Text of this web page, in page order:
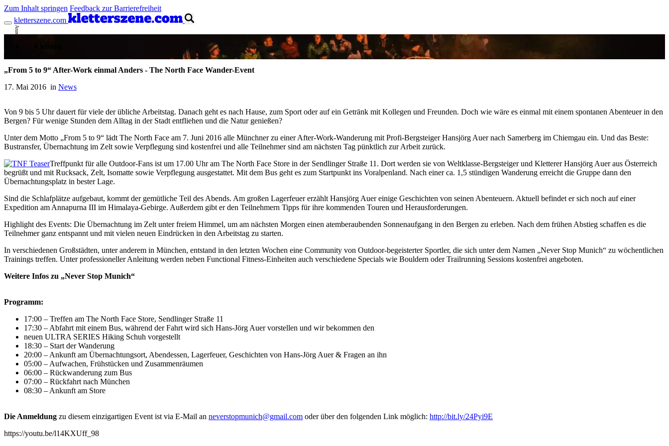
Zum Inhalt springen Feedback zur Barrierefreiheit
kletterszene.com
Anzeige
„From 5 to 9“ After-Work einmal Anders - The North Face Wander-Event
17. Mai 2016 in News
Von 9 bis 5 Uhr dauert für viele der übliche Arbeitstag. Danach geht es nach Hause, zum Sport oder auf ein Getränk mit Kollegen und Freunden. Doch wie wäre es einmal mit einem spontanen Abenteuer in den
Bergen? Für wenige Stunden dem Alltag in der Stadt entfliehen und die Natur genießen?
Unter dem Motto „From 5 to 9“ lädt The North Face am 7. Juni 2016 alle Münchner zu einer After-Work-Wanderung mit Profi-Bergsteiger Hansjörg Auer nach Samerberg im Chiemgau ein. Und das Beste:
Bustransfer, Übernachtung im Zelt sowie Verpflegung sind kostenfrei und alle Teilnehmer sind am nächsten Tag pünktlich zur Arbeit zurück.
Treffpunkt für alle Outdoor-Fans ist um 17.00 Uhr am The North Face Store in der Sendlinger Straße 11. Dort werden sie von Weltklasse-Bergsteiger und Kletterer Hansjörg Auer aus Österreich
begrüßt und mit Rucksack, Zelt, Isomatte sowie Verpflegung ausgestattet. Mit dem Bus geht es zum Startpunkt ins Voralpenland. Nach einer ca. 1,5 stündigen Wanderung erreicht die Gruppe dann den
Übernachtungsplatz in bester Lage.
Sind die Schlafplätze aufgebaut, kommt der gemütliche Teil des Abends. Am großen Lagerfeuer erzählt Hansjörg Auer einige Geschichten von seinen Abenteuern. Aktuell befindet er sich noch auf einer
Expedition am Annapurna III im Himalaya-Gebirge. Außerdem gibt er den Teilnehmern Tipps für ihre kommenden Touren und Herausforderungen.
Highlight des Events: Die Übernachtung im Zelt unter freiem Himmel, um am nächsten Morgen einen atemberaubenden Sonnenaufgang in den Bergen zu erleben. Nach dem frühen Abstieg schaffen es die
Teilnehmer ganz entspannt und mit vielen neuen Eindrücken in den Arbeitstag zu starten.
In verschiedenen Großstädten, unter anderem in München, entstand in den letzten Wochen eine Community von Outdoor-begeisterter Sportler, die sich unter dem Namen „Never Stop Munich“ zu wöchentlichen
Trainings treffen. Unter professioneller Anleitung werden neben Functional Fitness-Einheiten auch verschiedene Specials wie Bouldern oder Trailrunning Sessions kostenfrei angeboten.
Weitere Infos zu „Never Stop Munich“
Programm:
17:00 – Treffen am The North Face Store, Sendlinger Straße 11
17:30 – Abfahrt mit einem Bus, während der Fahrt wird sich Hans-Jörg Auer vorstellen und wir bekommen den
neuen ULTRA SERIES Hiking Schuh vorgestellt
18:30 – Start der Wanderung
20:00 – Ankunft am Übernachtungsort, Abendessen, Lagerfeuer, Geschichten von Hans-Jörg Auer & Fragen an ihn
05:00 – Aufwachen, Frühstücken und Zusammenräumen
06:00 – Rückwanderung zum Bus
07:00 – Rückfahrt nach München
08:30 – Ankunft am Store
Die Anmeldung zu diesem einzigartigen Event ist via E-Mail an neverstopmunich@gmail.com oder über den folgenden Link möglich: http://bit.ly/24Pyi9E
https://youtu.be/l14KXUff_98